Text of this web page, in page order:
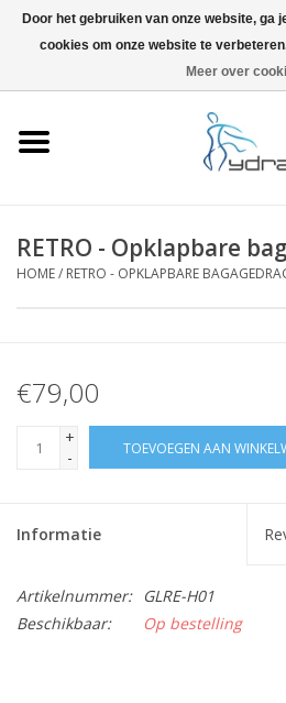
RETRO - Opklapbare
HOME/ RETRO - OPKLAPBARE
€79,00
+
-
TOEVOEGEN AAN
Informatie
Artikelnummer:
GLRE-H01
Beschikbaar:
Op bestelling
Door het gebruiken van onze website, ga
cookies om onze website te
Meer over